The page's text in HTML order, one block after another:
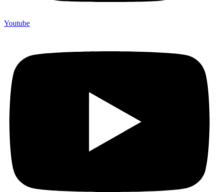
Youtube